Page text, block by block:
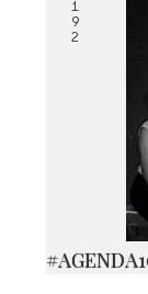
1
9
2